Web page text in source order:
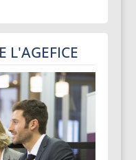
L'AGEFICE